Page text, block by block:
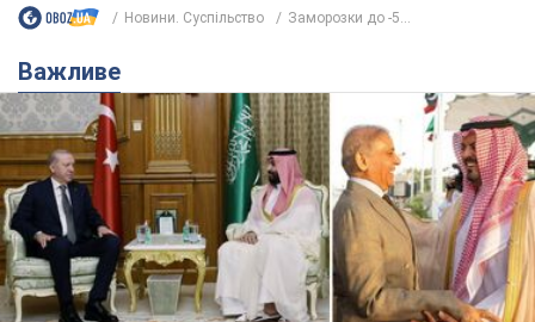
Новини. Суспільство Заморозки до -5...
Важливе